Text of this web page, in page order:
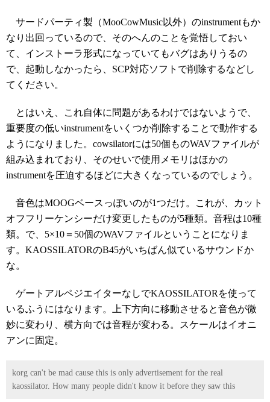
サードパーティ製（MooCowMusic以外）のinstrumentもか
なり出回っているので、そのへんのことを覚悟しておい
て、インストーラ形式になっていてもバグはありうるの
で、起動しなかったら、SCP対応ソフトで削除するなどし
てください。
とはいえ、これ自体に問題があるわけではないようで、
重要度の低いinstrumentをいくつか削除することで動作する
ようになりました。cowsilatorには50個ものWAVファイルが
組み込まれており、そのせいで使用メモリはほかの
instrumentを圧迫するほどに大きくなっているのでしょう。
音色はMOOGベースっぽいのが1つだけ。これが、カット
オフフリーケンシーだけ変更したものが5種類。音程は10種
類。で、5×10＝50個のWAVファイルということになりま
す。KAOSSILATORのB45がいちばん似ているサウンドか
な。
ゲートアルペジエイターなしでKAOSSILATORを使って
いるふうにはなります。上下方向に移動させると音色が微
妙に変わり、横方向では音程が変わる。スケールはイオニ
アンに固定。
korg can't be mad cause this is only advertisement for the real
kaossilator. How many people didn't know it before they saw this